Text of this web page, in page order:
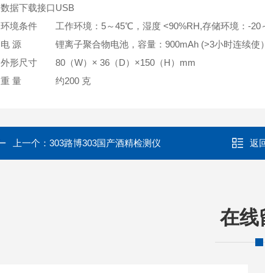
数据下载接口USB
环境条件
工作环境：5～45℃，湿度 <90%RH,存储环境：-
电 源
锂离子聚合物电池，容量：900mAh (>3小时连续
外形尺寸
80（W）× 36（D）×150（H）mm
重 量
约200 克
上一个：303路博303国产酒精检测仪 返
在线